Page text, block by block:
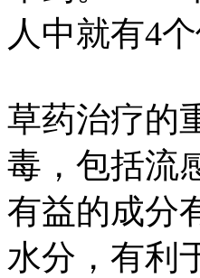
人中就有4
草药治疗的
毒，包括流
有益的成分
水分，有利